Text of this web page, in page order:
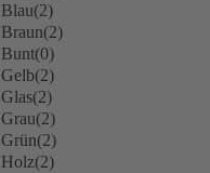
Blau(2)
Braun(2)
Bunt(0)
Gelb(2)
Glas(2)
Grau(2)
Grün(2)
Holz(2)